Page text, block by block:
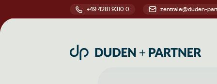
+49 4281 9310 0